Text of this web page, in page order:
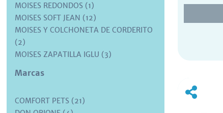
MOISES REDONDOS (1)
MOISES SOFT JEAN (12)
MOISES Y COLCHONETA DE CORDERITO
(2)
MOISES ZAPATILLA IGLU (3)
Marcas
COMFORT PETS (21)